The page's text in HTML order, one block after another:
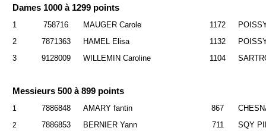
Dames 1000 à 1299 points
1 758716 MAUGER Carole 1172
2
7871363 HAMEL Elisa 1132
3
9128009 WILLEMIN Caroline 1104
Messieurs 500 à 899 points
1 7886848 AMARY fantin 867
2 7886853 BERNIER Yann 711 SQY